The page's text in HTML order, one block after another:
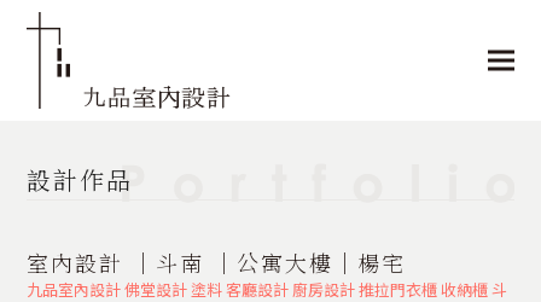
設計作品
室內設計 │斗南 │公寓大樓│楊宅
九品室內設計佛堂設計 塗料客廳設計廚房設計推拉門衣櫃 收納櫃斗